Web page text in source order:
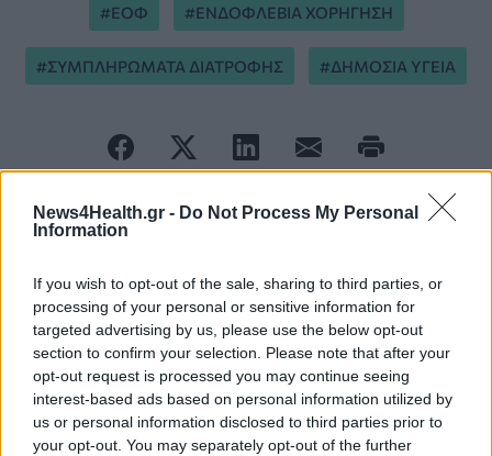
News4Health.gr - Do Not Process My Personal
Information
If you wish to opt-out of the sale, sharing to third parties, or
processing of your personal or sensitive information for
targeted advertising by us, please use the below opt-out
section to confirm your selection. Please note that after your
opt-out request is processed you may continue seeing
interest-based ads based on personal information utilized by
us or personal information disclosed to third parties prior to
your opt-out. You may separately opt-out of the further
ΕΟΦ ΕΝΔΟΦΛΕΒΙΑ ΧΟΡΗΓΗΣΗ
ΣΥΜΠΛΗΡΩΜΑΤΑ ΔΙΑΤΡΟΦΗΣ ΔΗΜΟΣΙΑ ΥΓΕΙΑ
Εγκρίθηκε νέα συνδυαστική
θεραπεία από την ΕΕ για τον
καρκίνο της ουροδόχου κύστης
08 Ιουλίου 2026